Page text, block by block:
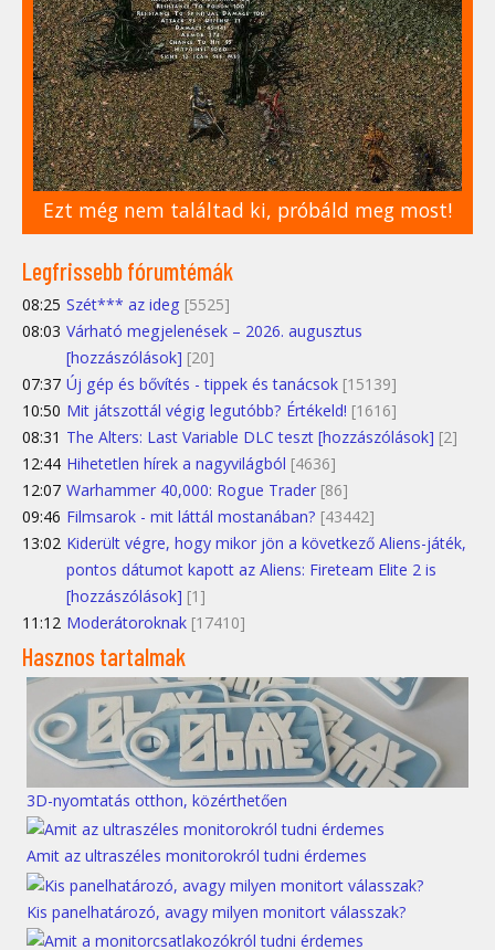
Ezt még nem találtad ki, próbáld meg most!
Legfrissebb fórumtémák
08:25 Szét*** az ideg [5525]
08:03 Várható megjelenések – 2026. augusztus
[hozzászólások] [20]
07:37 Új gép és bővítés - tippek és tanácsok [15139]
10:50 Mit játszottál végig legutóbb? Értékeld! [1616]
08:31 The Alters: Last Variable DLC teszt [hozzászólások] [2]
12:44 Hihetetlen hírek a nagyvilágból [4636]
12:07 Warhammer 40,000: Rogue Trader [86]
09:46 Filmsarok - mit láttál mostanában? [43442]
13:02 Kiderült végre, hogy mikor jön a következő Aliens-játék,
pontos dátumot kapott az Aliens: Fireteam Elite 2 is
[hozzászólások] [1]
11:12 Moderátoroknak [17410]
Hasznos tartalmak
3D-nyomtatás otthon, közérthetően
Amit az ultraszéles monitorokról tudni érdemes
Kis panelhatározó, avagy milyen monitort válasszak?